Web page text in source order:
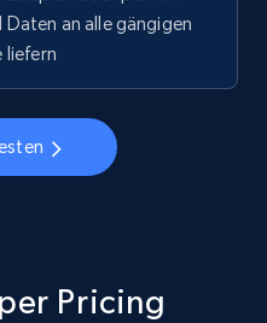
Gratis testen
profile
Daten an alle gängigen
liefern
Pricing